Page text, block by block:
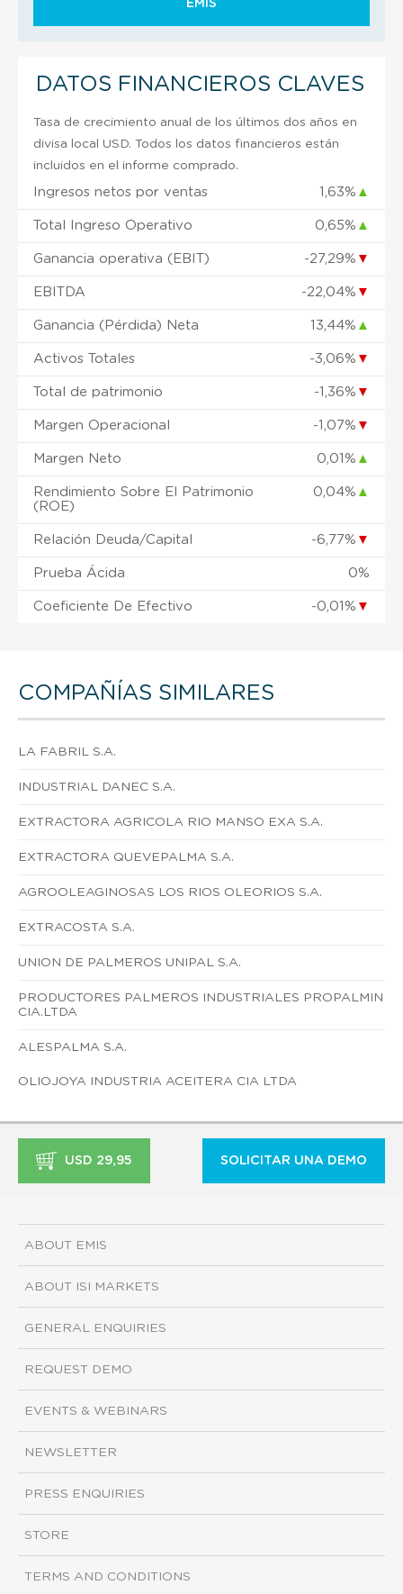
EMIS
DATOS FINANCIEROS CLAVES
Tasa de crecimiento anual de los últimos dos años en
divisa local USD. Todos los datos financieros están
incluidos en el informe comprado.
Ingresos netos por ventas 1,63% ▲
Total Ingreso Operativo 0,65% ▲
Ganancia operativa (EBIT) -27,29% ▼
EBITDA -22,04% ▼
Ganancia (Pérdida) Neta 13,44% ▲
Activos Totales -3,06% ▼
Total de patrimonio -1,36% ▼
Margen Operacional -1,07% ▼
Margen Neto 0,01% ▲
Rendimiento Sobre El Patrimonio
(ROE)
0,04% ▲
Relación Deuda/Capital -6,77% ▼
Prueba Ácida 0%
Coeficiente De Efectivo -0,01% ▼
COMPAÑÍAS SIMILARES
LA FABRIL S.A.
INDUSTRIAL DANEC S.A.
EXTRACTORA AGRICOLA RIO MANSO EXA S.A.
EXTRACTORA QUEVEPALMA S.A.
AGROOLEAGINOSAS LOS RIOS OLEORIOS S.A.
EXTRACOSTA S.A.
UNION DE PALMEROS UNIPAL S.A.
PRODUCTORES PALMEROS INDUSTRIALES PROPALMIN
CIA.LTDA
ALESPALMA S.A.
OLIOJOYA INDUSTRIA ACEITERA CIA LTDA
USD 29,95 SOLICITAR UNA DEMO
ABOUT EMIS
ABOUT ISI MARKETS
GENERAL ENQUIRIES
REQUEST DEMO
EVENTS & WEBINARS
NEWSLETTER
PRESS ENQUIRIES
STORE
TERMS AND CONDITIONS